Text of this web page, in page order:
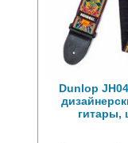
Dunlop
гитары,